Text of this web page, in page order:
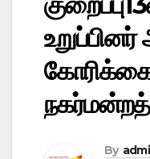
By